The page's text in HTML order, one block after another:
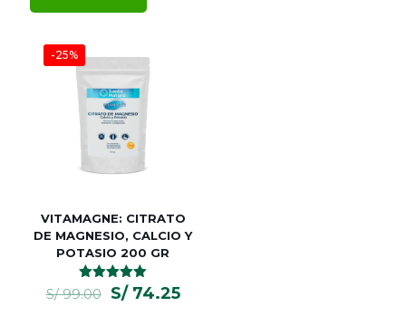
-25%
VITAMAGNE: CITRATO
DE MAGNESIO, CALCIO Y
POTASIO 200 GR
Valorado
con
S/99.00
El
S/74.25El